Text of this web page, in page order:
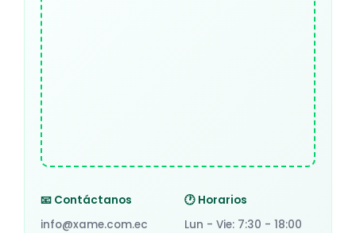
📧 Contáctanos
info@xame.com.ec
🕐 Horarios
Lun - Vie: 7:30 - 18:00